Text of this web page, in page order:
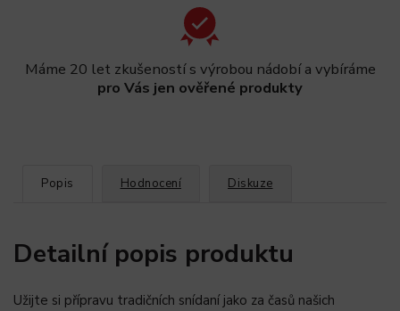
Máme 20 let zkušeností s výrobou nádobí a vybíráme
pro Vás jen ověřené produkty
Popis Hodnocení Diskuze
Detailní popis produktu
Užijte si přípravu tradičních snídaní jako za časů našich